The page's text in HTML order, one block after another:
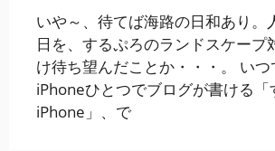
いや～、待てば海路の日和あり。
日を、するぷろのランドスケープ
け待ち望んだことか・・・。 い
iPhoneひとつでブログが書ける
iPhone」、で